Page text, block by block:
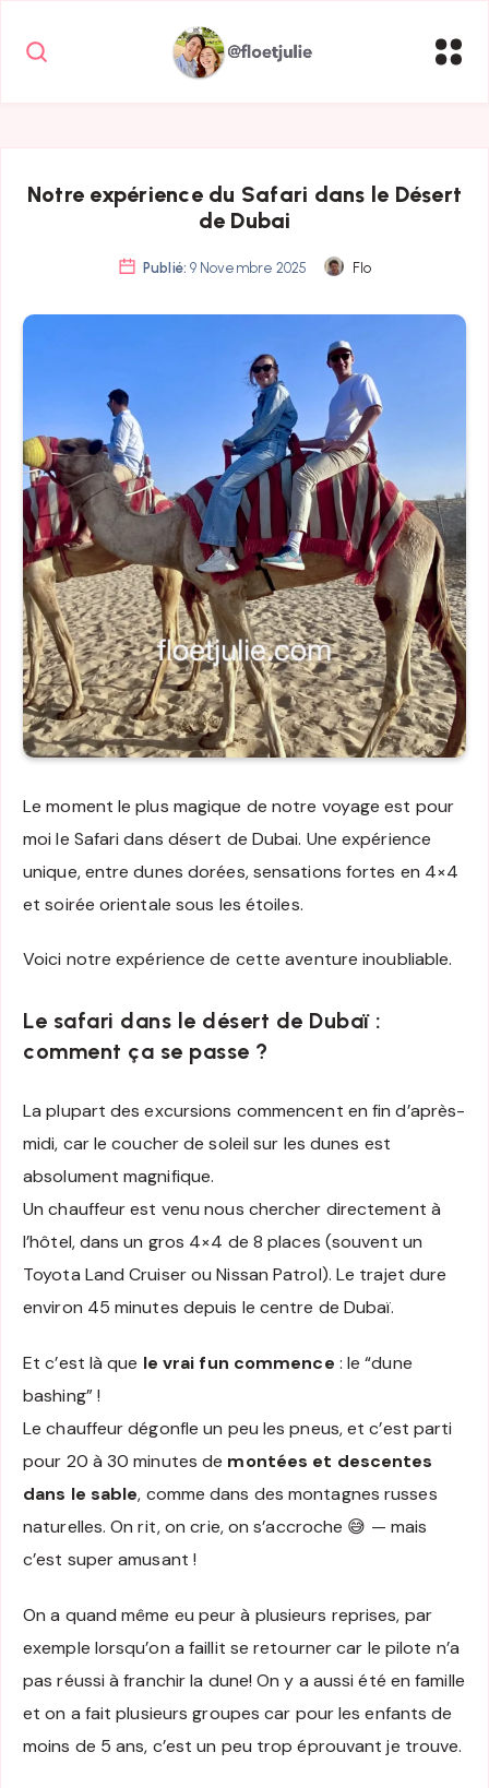
Notre expérience du Safari dans le Désert
de Dubai
Publié: 9 Novembre 2025 Flo
Le moment le plus magique de notre voyage est pour
moi le Safari dans désert de Dubai. Une expérience
unique, entre dunes dorées, sensations fortes en 4×4
et soirée orientale sous les étoiles.
Voici notre expérience de cette aventure inoubliable.
Le safari dans le désert de Dubaï :
comment ça se passe ?
La plupart des excursions commencent en fin d’après-
midi, car le coucher de soleil sur les dunes est
absolument magnifique.
Un chauffeur est venu nous chercher directement à
l’hôtel, dans un gros 4×4 de 8 places (souvent un
Toyota Land Cruiser ou Nissan Patrol). Le trajet dure
environ 45 minutes depuis le centre de Dubaï.
Et c’est là que le vrai fun commence : le “dune
bashing” !
Le chauffeur dégonfle un peu les pneus, et c’est parti
pour 20 à 30 minutes de montées et descentes
dans le sable, comme dans des montagnes russes
naturelles. On rit, on crie, on s’accroche 😅 — mais
c’est super amusant !
On a quand même eu peur à plusieurs reprises, par
exemple lorsqu’on a faillit se retourner car le pilote n’a
pas réussi à franchir la dune! On y a aussi été en famille
et on a fait plusieurs groupes car pour les enfants de
moins de 5 ans, c’est un peu trop éprouvant je trouve.